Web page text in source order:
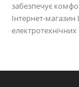
забезпечує
Інтернет-